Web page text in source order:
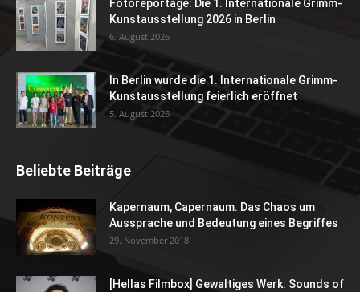
Fotoreportage: Die 1. Internationale Grimm-
Kunstausstellung 2026 in Berlin
6. August 2026
In Berlin wurde die 1. Internationale Grimm-
Kunstausstellung feierlich eröffnet
5. August 2026
Beliebte Beiträge
Kapernaum, Capernaum. Das Chaos um
Aussprache und Bedeutung eines Begriffes
29. November 2018
[Hellas Filmbox] Gewaltiges Werk: Sounds of